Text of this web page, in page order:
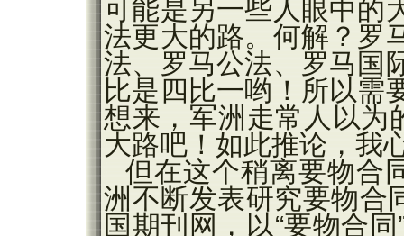
可能是另一些人眼中的
法更大的路。何解？罗
法、罗马公法、罗马国
比是四比一哟！所以需
想来，军洲走常人以为
大路吧！如此推论，我
但在这个稍离要物合
洲不断发表研究要物合
国期刊网，以“要物合